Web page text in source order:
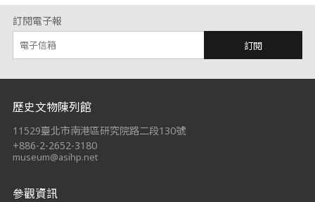
訂閱電子報
訂閱
:::
歷史文物陳列館
11529臺北市南港區研究院路二段130號
+886-2-2652-3180
museum@asihp.net
參觀資訊